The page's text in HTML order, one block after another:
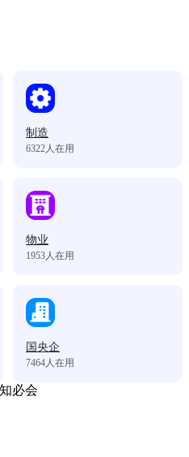
制造
6322 人在用
物业
1953 人在用
国央企
7464 人在用